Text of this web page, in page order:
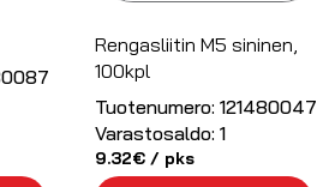
Rengasliitin M5 sininen,
100kpl
Tuotenumero: 121480047
Varastosaldo: 1
9.32€/ pks